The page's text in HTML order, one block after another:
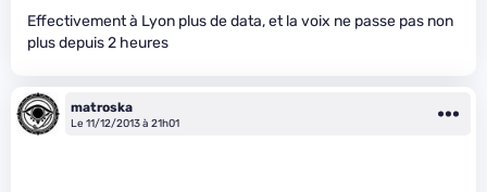
Effectivement à Lyon plus de data, et la voix ne passe pas non
plus depuis 2 heures
matroska
Le 11/12/2013 à 21h01